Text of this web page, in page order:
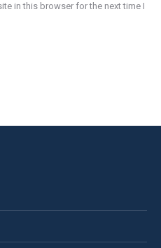
in this browser for the next time I